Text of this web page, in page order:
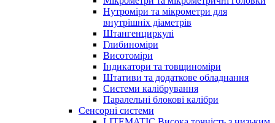
Нутроміри та мікрометри для
внутрішніх діаметрів
Штангенциркулі
Глибиноміри
Висотоміри
Індикатори та товщиноміри
Штативи та додаткове обладнання
Системи калібрування
Паралельні блокові калібри
Сенсорні системи